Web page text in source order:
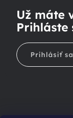
Už máte
Prihláste
Prihlásiť sa